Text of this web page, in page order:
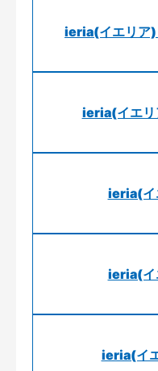
ieria(イエリア)
ieria(イエリ
ieria(イ
ieria(イ
ieria(イ